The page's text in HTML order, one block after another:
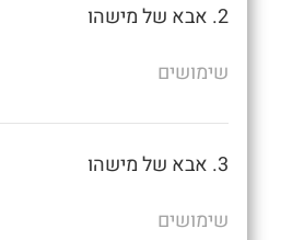
2. אבא של מישהו
שימושים
3. אבא של מישהו
שימושים